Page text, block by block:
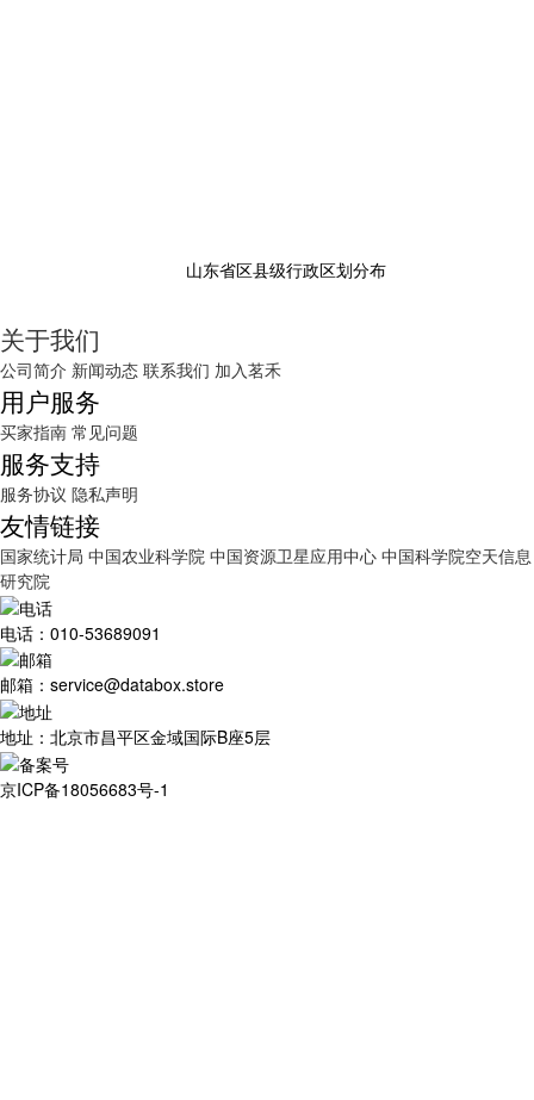
山东省区县级行政区划分布
关于我们
公司简介 新闻动态 联系我们 加入茗禾
用户服务
买家指南 常见问题
服务支持
服务协议 隐私声明
友情链接
国家统计局 中国农业科学院 中国资源卫星应用中心 中国科学院空天信息
研究院
电话：010-53689091
邮箱：service@databox.store
地址：北京市昌平区金域国际B座5层
京ICP备18056683号-1